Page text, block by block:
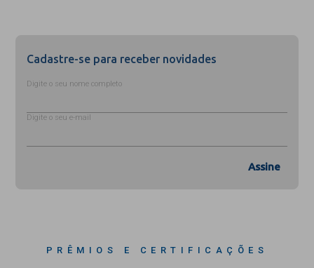
Cadastre-se para receber novidades
Digite o seu nome completo
Digite o seu e-mail
Assine
PRÊMIOS E CERTIFICAÇÕES